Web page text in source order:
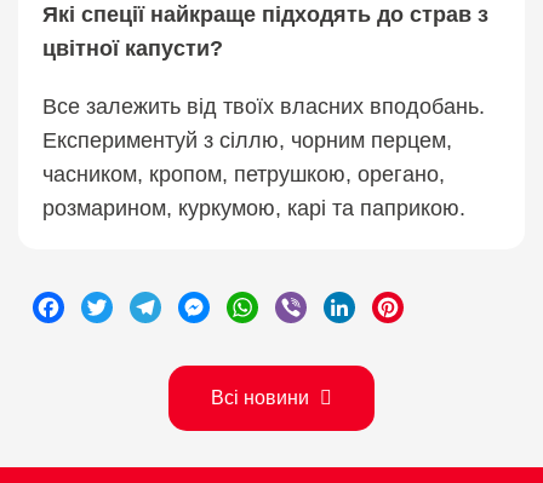
Які спеції найкраще підходять до страв з
цвітної капусти?
Все залежить від твоїх власних вподобань.
Експериментуй з сіллю, чорним перцем,
часником, кропом, петрушкою, орегано,
розмарином, куркумою, карі та паприкою.
Facebook
Twitter TelegramMessengerWhatsApp
Viber LinkedIn
Всі новини